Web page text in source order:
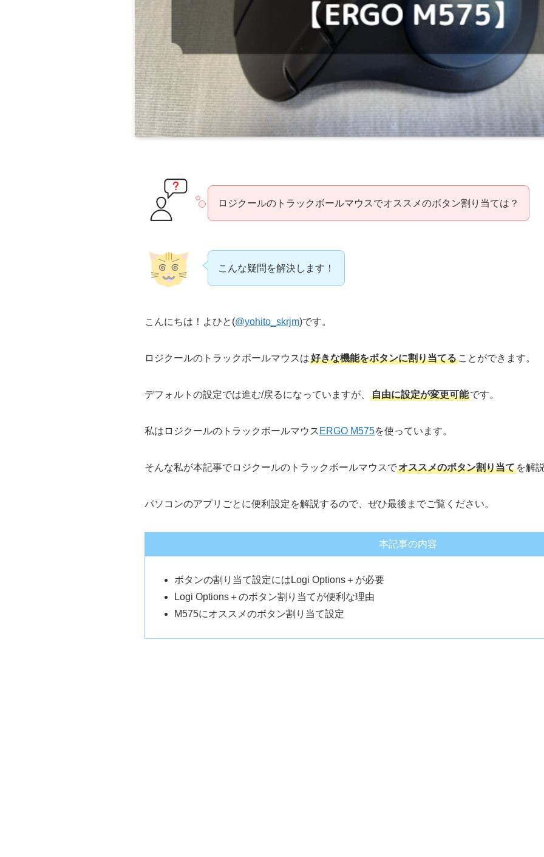
ロジクールのトラックボールマウスでオススメのボタン割り当ては？
こんな疑問を解決します！
こんにちは！よひと(@yohito_skrjm)です。
ロジクールのトラックボールマウスは好きな機能をボタンに割り当てる ことができます。
デフォルトの設定では進む/戻るになっていますが、 自由に設定が変更可能です。
私はロジクールのトラックボールマウス ERGO M575を使っています。
そんな私が本記事でロジクールのトラックボールマウスでオススメのボタン割り当て を解
パソコンのアプリごとに便利設定を解説するので、ぜひ最後までご覧ください。
本記事の内容
ボタンの割り当て設定にはLogi Options＋が必要
Logi Options＋のボタン割り当てが便利な理由
M575にオススメのボタン割り当て設定